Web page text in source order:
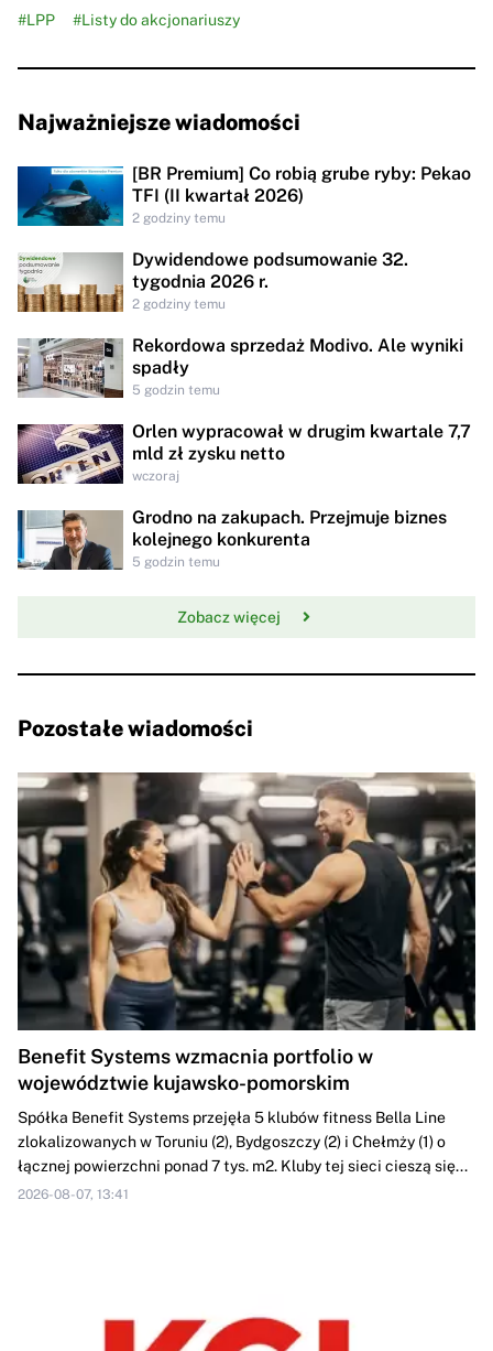
#LPP #Listy do akcjonariuszy
Najważniejsze wiadomości
[BR Premium] Co robią grube ryby: Pekao
TFI (II kwartał 2026)
2 godziny temu
Dywidendowe podsumowanie 32.
tygodnia 2026 r.
2 godziny temu
Rekordowa sprzedaż Modivo. Ale wyniki
spadły
5 godzin temu
Orlen wypracował w drugim kwartale 7,7
mld zł zysku netto
wczoraj
Grodno na zakupach. Przejmuje biznes
kolejnego konkurenta
5 godzin temu
Zobacz więcej
Pozostałe wiadomości
Benefit Systems wzmacnia portfolio w
województwie kujawsko-pomorskim
Spółka Benefit Systems przejęła 5 klubów fitness Bella Line
zlokalizowanych w Toruniu (2), Bydgoszczy (2) i Chełmży (1) o
łącznej powierzchni ponad 7 tys. m2. Kluby tej sieci cieszą się...
2026-08-07, 13:41